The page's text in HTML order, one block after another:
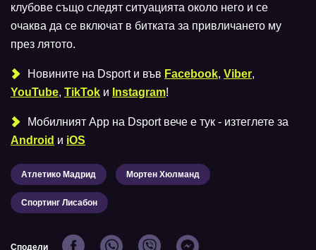
клубове също следят ситуацията около него и се
очаква да се включат в битката за привличането му
през лятото.
Новините на Dsport и във Facebook, Viber,
YouTube, TikTok и Instagram!
Мобилният Аpp на Dsport вече е тук - изтеглете за
Android и iOS
Атлетико Мадрид Мортен Хюлманд
Спортинг Лисабон
Сподели